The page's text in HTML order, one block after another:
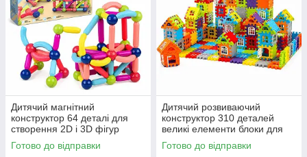
Дитячий магнітний
конструктор 64 деталі для
створення 2D і 3D фігур
(61093)
Готово до відправки
Дитячий розвиваючий
конструктор 310 деталей
великі елементи блоки для
будівництва будиночків
(61213)
Готово до відправки